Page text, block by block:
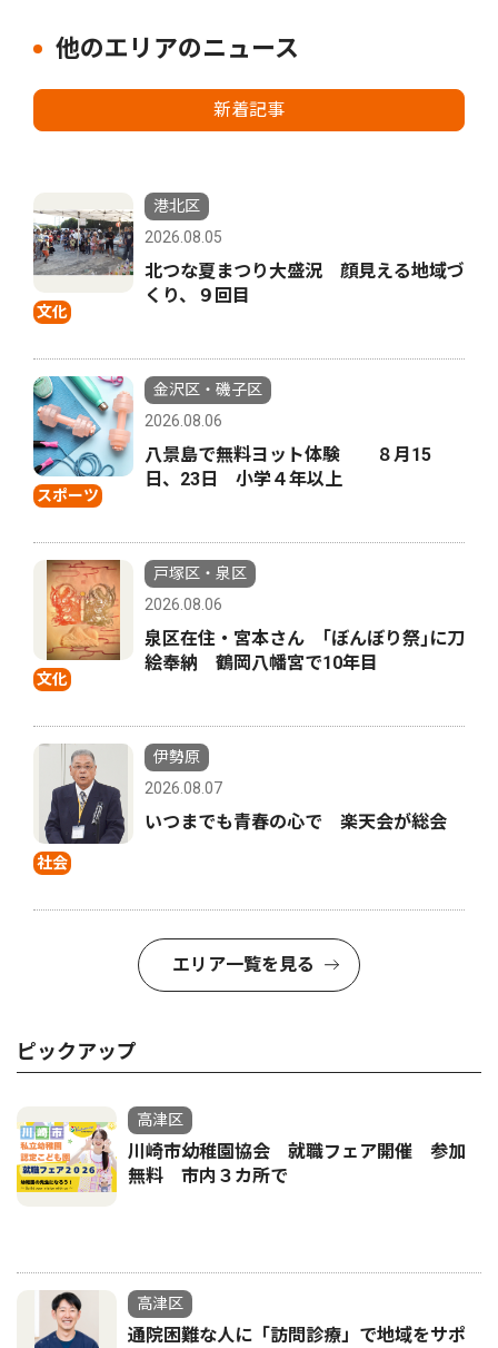
他のエリアのニュース
新着記事
文化
港北区
2026.08.05
北つな夏まつり大盛況 顔見える地域づ
くり、９回目
スポーツ
金沢区・磯子区
2026.08.06
八景島で無料ヨット体験 ８月15
日、23日 小学４年以上
文化
戸塚区・泉区
2026.08.06
泉区在住・宮本さん ｢ぼんぼり祭｣に刀
絵奉納 鶴岡八幡宮で10年目
社会
伊勢原
2026.08.07
いつまでも青春の心で 楽天会が総会
エリア一覧を見る
ピックアップ
高津区
川崎市幼稚園協会 就職フェア開催 参加
無料 市内３カ所で
高津区
通院困難な人に「訪問診療」で地域をサポ